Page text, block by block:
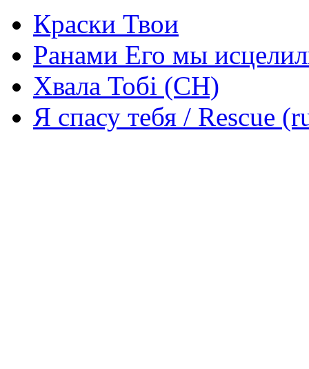
Краски Твои
Ранами Его мы
Хвала Тобі (СН)
Я спасу тебя / Rescue